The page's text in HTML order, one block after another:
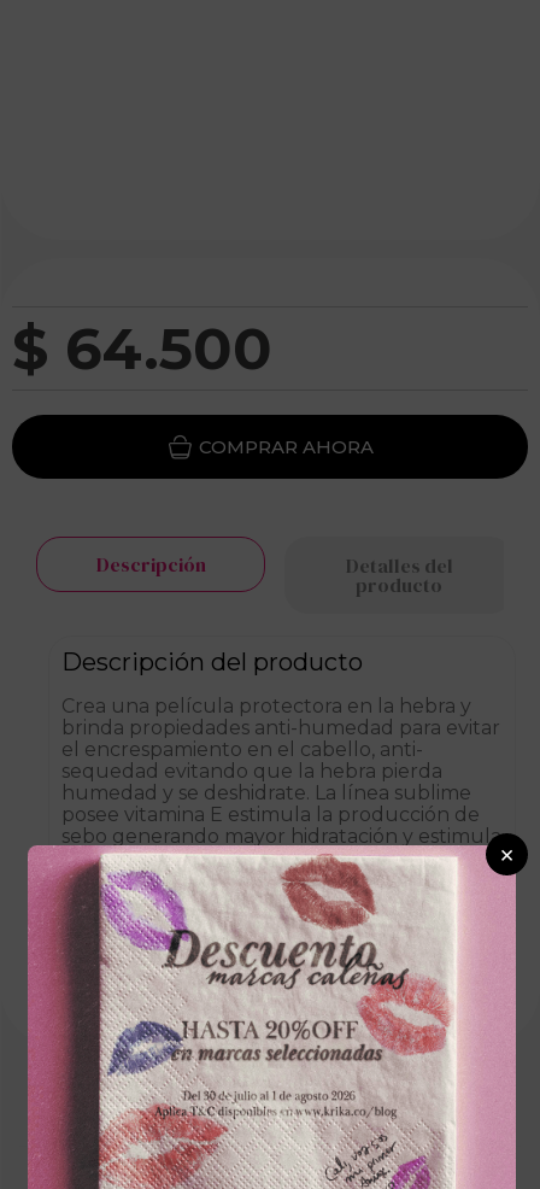
$ 64.500
Descripción Detalles del
producto
Descripción del producto
Crea una película protectora en la hebra y
brinda propiedades anti-humedad para evitar
el encrespamiento en el cabello, anti-
sequedad evitando que la hebra pierda
humedad y se deshidrate. La línea sublime
posee vitamina E estimula la producción de
sebo generando mayor hidratación y estimula
la absorción de los nutrientes.
Cargando el resumen…
×